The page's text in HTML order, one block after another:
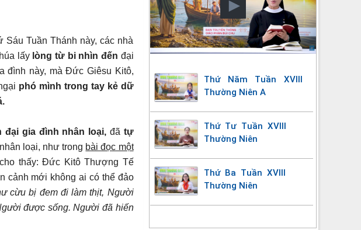
Tuần Thánh này, các nhà
lấy lòng từ bi nhìn đến đại
đình này, mà Đức Giêsu Kitô,
phó mình trong tay kẻ dữ
gia đình nhân loại, đã tự
loại, như trong bài đọc một
thấy: Đức Kitô Thượng Tế
cảnh mới không ai có thể đảo
cừu bị đem đi làm thịt, Người
được sống. Người đã hiến
Thứ Năm Tuần XVIII
Thường Niên A
Thứ Tư Tuần XVIII
Thường Niên
Thứ Ba Tuần XVIII
Thường Niên